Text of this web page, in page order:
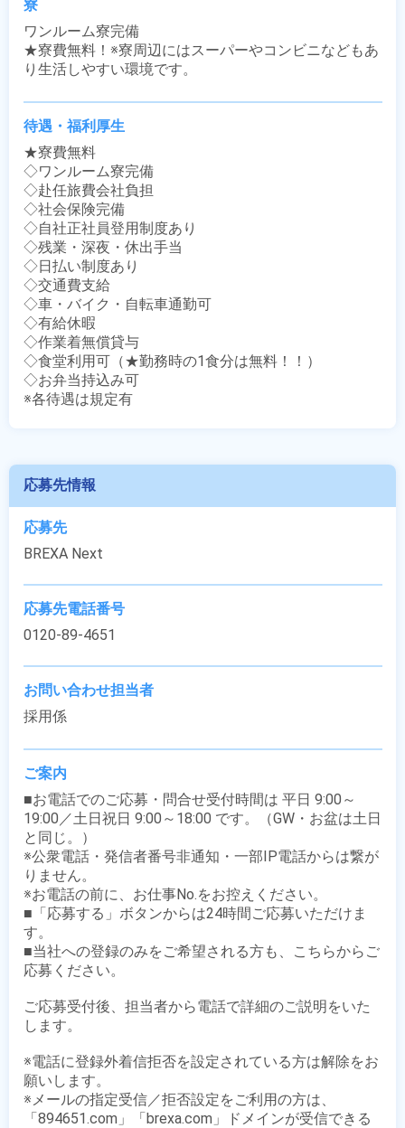
寮
ワンルーム寮完備
★寮費無料！※寮周辺にはスーパーやコンビニなどもあ
り生活しやすい環境です。
待遇・福利厚生
★寮費無料
◇ワンルーム寮完備
◇赴任旅費会社負担
◇社会保険完備
◇自社正社員登用制度あり
◇残業・深夜・休出手当
◇日払い制度あり
◇交通費支給
◇車・バイク・自転車通勤可
◇有給休暇
◇作業着無償貸与
◇食堂利用可（★勤務時の1食分は無料！！）
◇お弁当持込み可
※各待遇は規定有
応募先情報
応募先
BREXA Next
応募先電話番号
0120-89-4651
お問い合わせ担当者
採用係
ご案内
■お電話でのご応募・問合せ受付時間は 平日 9:00～
19:00／土日祝日 9:00～18:00 です。（GW・お盆は土日
と同じ。）
※公衆電話・発信者番号非通知・一部IP電話からは繋が
りません。
※お電話の前に、お仕事No.をお控えください。
■「応募する」ボタンからは24時間ご応募いただけま
す。
■当社への登録のみをご希望される方も、こちらからご
応募ください。
ご応募受付後、担当者から電話で詳細のご説明をいた
します。
※電話に登録外着信拒否を設定されている方は解除をお
願いします。
※メールの指定受信／拒否設定をご利用の方は、
「894651.com」「brexa.com」ドメインが受信できる